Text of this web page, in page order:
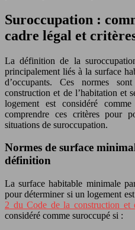
Suroccupation :
cadre légal et
La définition de la
principalement liés à la surface
d’occupants. Ces normes
construction et de l’habitation et
logement est considéré
comprendre ces critères pour
situations de suroccupation.
Normes de surface
définition
La surface habitable minimale
pour déterminer si un logement
2 du Code de la construction et
considéré comme suroccupé si :